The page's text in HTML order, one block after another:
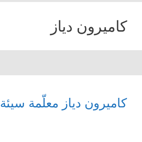
كاميرون دياز
كاميرون دياز معلّمة سيئة